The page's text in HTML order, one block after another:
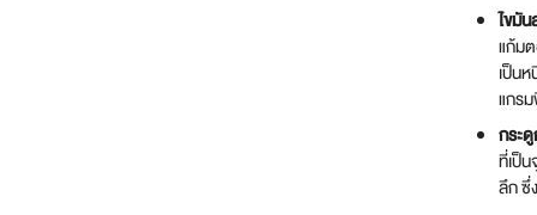
ไขมั
แก้ม
เป็น
แกร
กระ
ที่เป็
ลึก ซึ่